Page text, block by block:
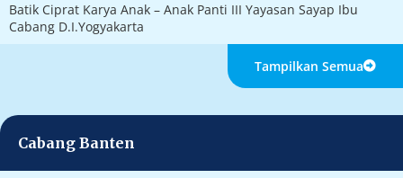
Batik Ciprat Karya Anak – Anak Panti III Yayasan Sayap Ibu
Cabang D.I.Yogyakarta
Tampilkan Semua
Cabang Banten